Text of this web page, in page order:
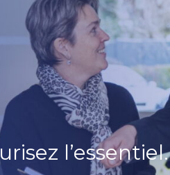
l’essentiel.